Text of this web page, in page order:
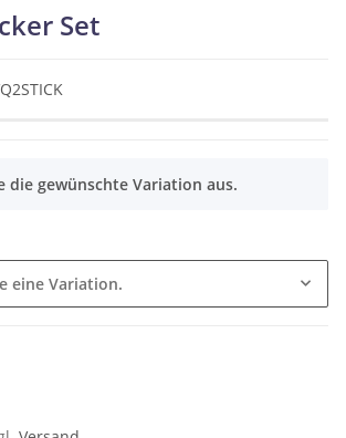
Set
die gewünschte Variation aus.
eine Variation.